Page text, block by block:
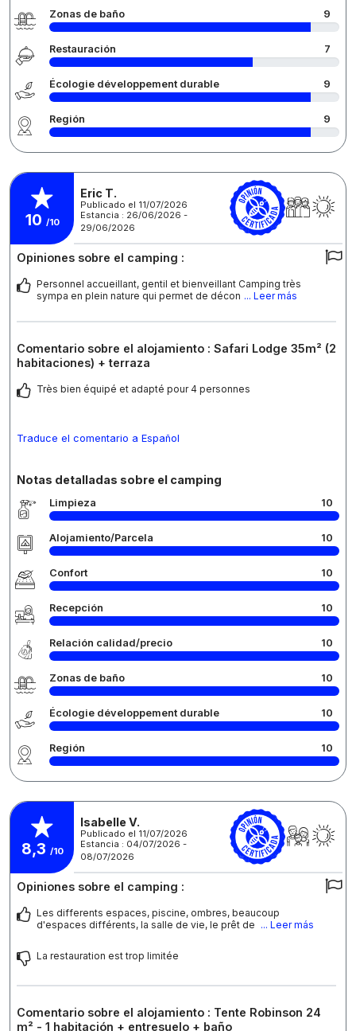
Zonas de baño 9
Restauración 7
Écologie développement durable 9
Región 9
10 /10
Eric T.
Publicado el 11/07/2026
Estancia : 26/06/2026 -
29/06/2026
Opiniones sobre el camping :
Personnel accueillant, gentil et bienveillant Camping très
sympa en plein nature qui permet de décon ... Leer más
Comentario sobre el alojamiento : Safari Lodge 35m² (2
habitaciones) + terraza
Très bien équipé et adapté pour 4 personnes
Traduce el comentario a Español
Notas detalladas sobre el camping
Limpieza 10
Alojamiento/Parcela 10
Confort 10
Recepción 10
Relación calidad/precio 10
Zonas de baño 10
Écologie développement durable 10
Región 10
8,3 /10
Isabelle V.
Publicado el 11/07/2026
Estancia : 04/07/2026 -
08/07/2026
Opiniones sobre el camping :
Les differents espaces, piscine, ombres, beaucoup
d'espaces différents, la salle de vie, le prêt de ... Leer más
La restauration est trop limitée
Comentario sobre el alojamiento : Tente Robinson 24
m² - 1 habitación + entresuelo + baño